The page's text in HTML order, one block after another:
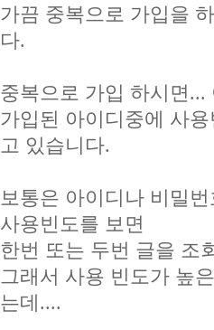
가끔 중복으로 가입을
다.
중복으로 가입 하시면
가입된 아이디중에 사
고 있습니다.
보통은 아이디나 비밀
사용빈도를 보면
한번 또는 두번 글을 조
그래서 사용 빈도가 높
는데....